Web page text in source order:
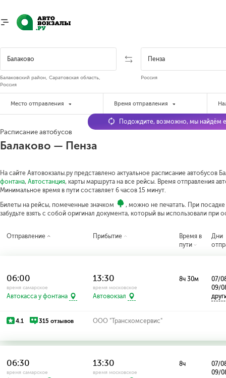
Балаковский район, Саратовская область,
Россия
Россия
Место отправления Время отправления
Расписание автобусов
Балаково — Пенза
На сайте Автовокзалы.ру представлено актуальное расписание автобусов
фонтана, Автостанция, карты маршрута на все рейсы. Время отправления
Минимальное время в пути составляет 6 часов 15 минут.
Билеты на рейсы, помеченные значком
, можно не печатать. При
забудьте взять с собой оригинал документа, который вы использовали при
Подождите, возможно, мы найдём
Отправление Прибытие
Время в
пути
Дни
06:00
время самарское
Автокасса у фонтана
13:30
время московское
Автовокзал
8ч 30м
07/
09/
4.1 315 отзывов ООО "Транскомсервис"
06:30
время самарское
13:30
время московское
8ч
07/
09/